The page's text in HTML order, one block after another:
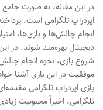
در این مقاله، به صورت
ایردراپ تلگرامی است،
انجام چالش‌ها و بازی‌ها،
دیجیتال بهره‌مند شوند. در
شروع بازی، نحوه انجام
موفقیت در این بازی آشنا
بازی ایردراپ تلگرامی
تلگرامی، اخیراً محبوبیت